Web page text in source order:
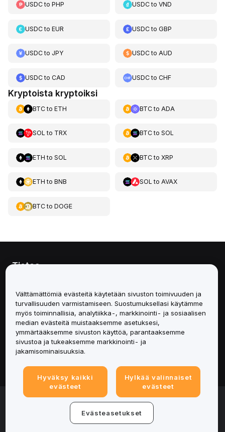
USDCto PHP USDCtoVND
USDCto EUR USDCtoGBP
USDCto JPY USDCtoAUD
USDCto CAD USDCtoCHF
Kryptoista kryptoiksi
BTCto ETH BTCto ADA
SOL to TRX BTCto SOL
ETH to SOL BTCto XRP
ETH to BNB SOL to AVAX
BTCto DOGE
Tietoa
Palvelut
Tuki
Tuotteet
© 2025-2026 Bybit.eu. Kaikki oikeudet pidätetään.
Tietosuojaehdot | Yritystiedot
Evästeasetukset
Välttämättömiä evästeitä käytetään sivuston toimivuuden ja
turvallisuuden varmistamiseen. Suostumuksellasi käytämme
myös toiminnallisia, analytiikka-, markkinointi- ja sosiaalisen
median evästeitä muistaaksemme asetuksesi,
ymmärtääksemme sivuston käyttöä, parantaaksemme
sivustoa ja tukeaksemme markkinointi- ja
jakamisominaisuuksia.
Hyväksy kaikki
evästeet
Hylkää valinnaiset
evästeet
Evästeasetukset